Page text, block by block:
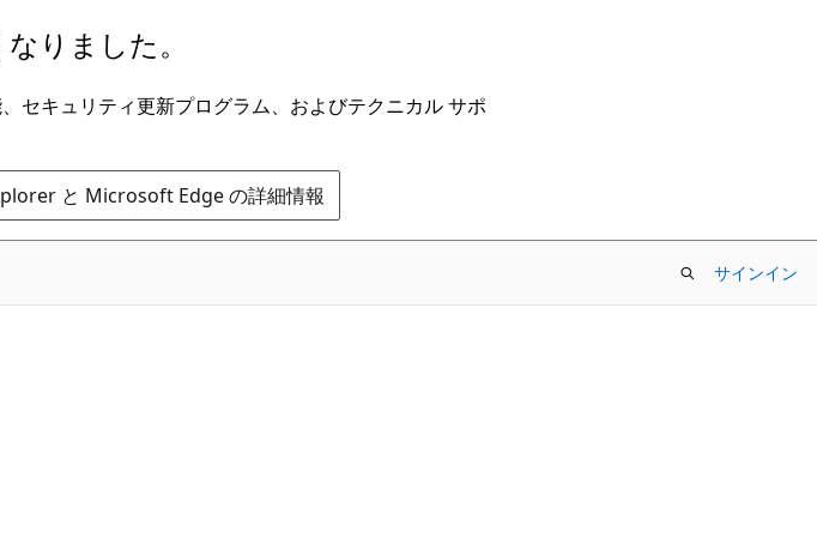
りました。
セキュリティ更新プログラム、およびテクニカル サポ
と Microsoft Edge の詳細情報
サインイン